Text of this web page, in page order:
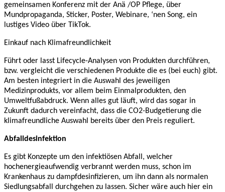
gemeinsamen Konferenz mit der Anä /OP Pflege, über
Mundpropaganda, Sticker, Poster, Webinare, ‘nen Song, ein
lustiges Video über TikTok.
Einkauf nach Klimafreundlichkeit
Führt oder lasst Lifecycle-Analysen von Produkten durchführen,
bzw. vergleicht die verschiedenen Produkte die es (bei euch) gibt.
Am besten integriert in die Auswahl des jeweiligen
Medizinprodukts, vor allem beim Einmalprodukten, den
Umweltfußabdruck. Wenn alles gut läuft, wird das sogar in
Zukunft dadurch vereinfacht, dass die CO2-Budgetierung die
klimafreundliche Auswahl bereits über den Preis reguliert.
Abfalldesinfektion
Es gibt Konzepte um den infektiösen Abfall, welcher
hochenergieaufwendig verbrannt werden muss, schon im
Krankenhaus zu dampfdesinfizieren, um ihn dann als normalen
Siedlungsabfall durchgehen zu lassen. Sicher wäre auch hier ein